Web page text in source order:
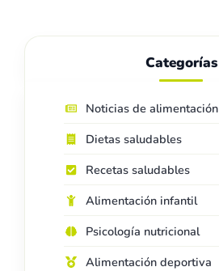
Categorías
Noticias de alimentación
Dietas saludables
Recetas saludables
Alimentación infantil
Psicología nutricional
Alimentación deportiva